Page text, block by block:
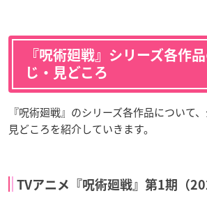
『呪術廻戦』シリーズ各作
じ・見どころ
『呪術廻戦』のシリーズ各作品について
見どころを紹介していきます。
TVアニメ『呪術廻戦』第1期（